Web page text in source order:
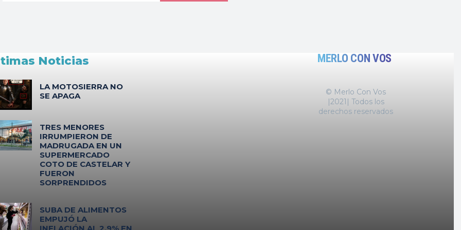
Noticias
LA MOTOSIERRA NO
SE APAGA
TRES MENORES
IRRUMPIERON DE
MADRUGADA EN UN
SUPERMERCADO
COTO DE CASTELAR Y
FUERON
SORPRENDIDOS
SUBA DE ALIMENTOS
EMPUJÓ LA
INFLACIÓN AL 2,9% EN
MERLO CON VOS
© Merlo Con Vos
|2021| Todos los
derechos reservados